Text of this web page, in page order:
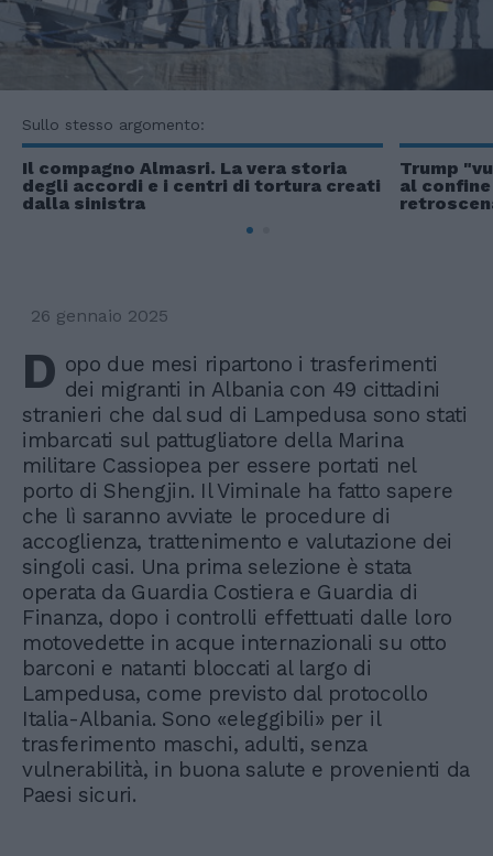
Sullo stesso argomento:
Il compagno Almasri. La vera storia
degli accordi e i centri di tortura creati
dalla sinistra
Trump
al
26 gennaio 2025
D opo due mesi ripartono i trasferimenti
dei migranti in Albania con 49 cittadini
stranieri che dal sud di Lampedusa sono stati
imbarcati sul pattugliatore della Marina
militare Cassiopea per essere portati nel
porto di Shengjin. Il Viminale ha fatto sapere
che lì saranno avviate le procedure di
accoglienza, trattenimento e valutazione dei
singoli casi. Una prima selezione è stata
operata da Guardia Costiera e Guardia di
Finanza, dopo i controlli effettuati dalle loro
motovedette in acque internazionali su otto
barconi e natanti bloccati al largo di
Lampedusa, come previsto dal protocollo
Italia-Albania. Sono «eleggibili» per il
trasferimento maschi, adulti, senza
vulnerabilità, in buona salute e provenienti da
Paesi sicuri.